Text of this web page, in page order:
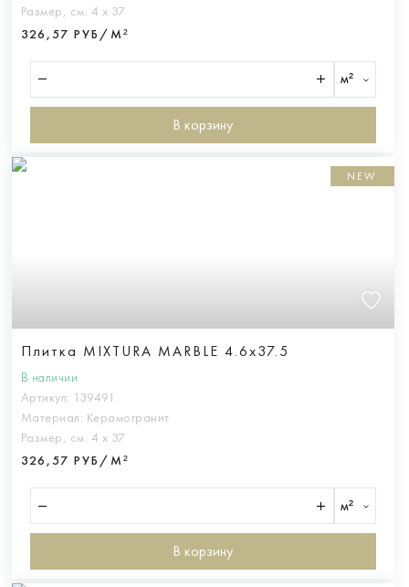
Размер, см: 4 х 37
326,57 РУБ/М²
м²
В корзину
NEW
Плитка MIXTURA MARBLE 4.6x37.5
В наличии
Артикул: 139491
Материал: Керамогранит
Размер, см: 4 х 37
326,57 РУБ/М²
м²
В корзину